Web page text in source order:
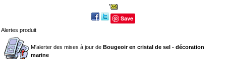
Save
Alertes produit
M'alerter des mises à jour de Bougeoir en cristal de sel - décoration
marine